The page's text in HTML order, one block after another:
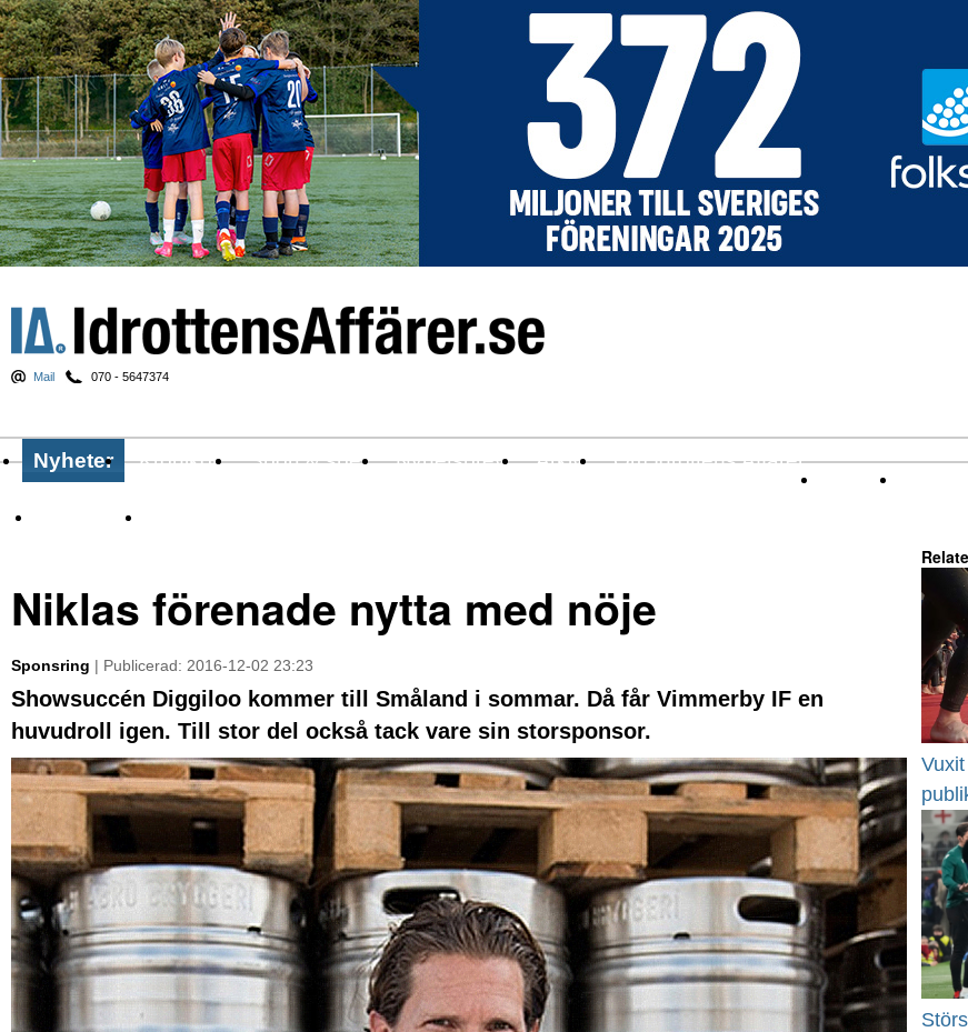
Mail 070 - 5647374
Nyheter Krönikor Sport & spel Nyhetsbrev Arkiv Om Idrottens Affärer
Niklas förenade nytta med nöje
Sponsring | Publicerad: 2016-12-02 23:23
Showsuccén Diggiloo kommer till Småland i sommar. Då får Vimmerby IF en
huvudroll igen. Till stor del också tack vare sin storsponsor.